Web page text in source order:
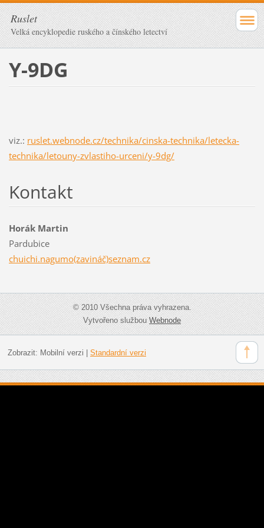
Ruslet
Velká encyklopedie ruského a čínského letectví
Y-9DG
viz.: ruslet.webnode.cz/technika/cinska-technika/letecka-
technika/letouny-zvlastiho-urceni/y-9dg/
Kontakt
Horák Martin
Pardubice
chuichi.nagumo(zavináč)seznam.cz
© 2010 Všechna práva vyhrazena.
Vytvořeno službouWebnode
Zobrazit: Mobilní verzi Standardní verzi